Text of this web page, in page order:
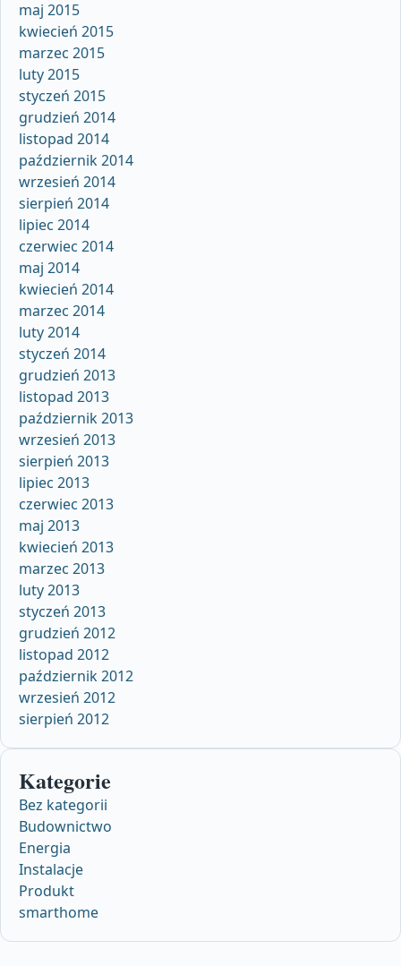
maj 2015
kwiecień 2015
marzec 2015
luty 2015
styczeń 2015
grudzień 2014
listopad 2014
październik 2014
wrzesień 2014
sierpień 2014
lipiec 2014
czerwiec 2014
maj 2014
kwiecień 2014
marzec 2014
luty 2014
styczeń 2014
grudzień 2013
listopad 2013
październik 2013
wrzesień 2013
sierpień 2013
lipiec 2013
czerwiec 2013
maj 2013
kwiecień 2013
marzec 2013
luty 2013
styczeń 2013
grudzień 2012
listopad 2012
październik 2012
wrzesień 2012
sierpień 2012
Kategorie
Bez kategorii
Budownictwo
Energia
Instalacje
Produkt
smarthome